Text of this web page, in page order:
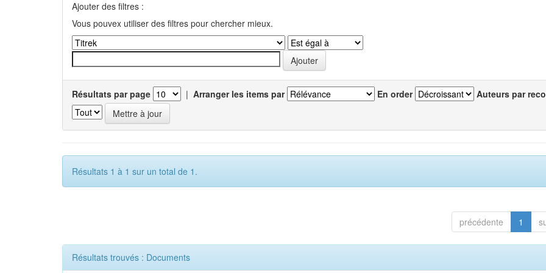
Ajouter des filtres :
Vous pouvex utiliser des filtres pour chercher mieux.
Résultats par page | Arranger les items par En order Auteurs par
Résultats 1 à 1 sur un total de 1.
précédente 1
Résultats trouvés : Documents